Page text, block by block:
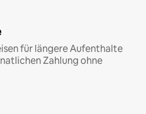
für längere Aufenthalte
Zahlung ohne